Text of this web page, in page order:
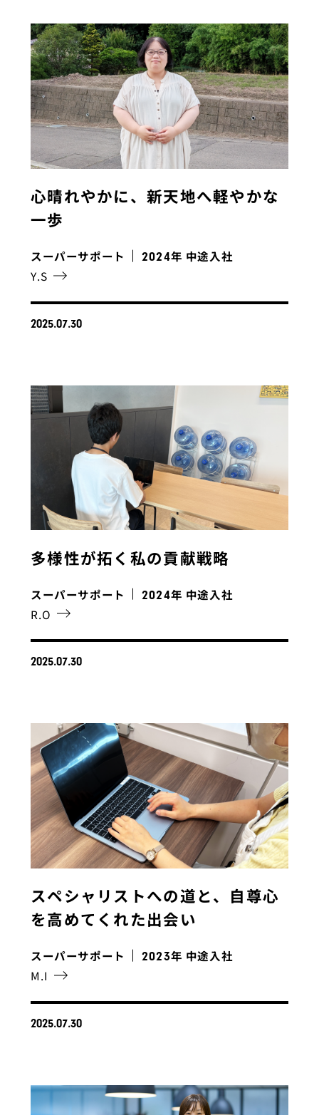
心晴れやかに、新天地へ軽やかな
一歩
スーパーサポート 2024年 中途入社
Y.S
2025.07.30
多様性が拓く私の貢献戦略
スーパーサポート 2024年 中途入社
R.O
2025.07.30
スペシャリストへの道と、自尊心
を高めてくれた出会い
スーパーサポート 2023年 中途入社
M.I
2025.07.30